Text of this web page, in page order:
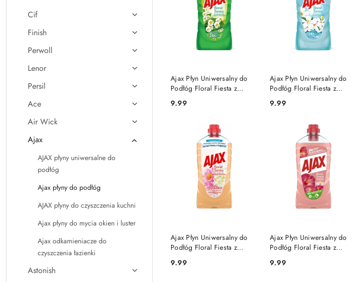
Cif
Finish
Perwoll
Lenor
Persil
Ace
Air Wick
Ajax
AJAX płyny uniwersalne do
podłóg
Ajax płyny do podłóg
AJAX płyny do czyszczenia kuchni
Ajax płyny do mycia okien i luster
Ajax odkamieniacze do
czyszczenia łazienki
Astonish
Ajax Płyn Uniwersalny do
Podłóg Floral Fiesta z
Konwalia 1l
Cena:
9.99
DO KOSZYKA
Ajax Płyn Uniwersalny do
Podłóg Floral Fiesta z
Jaśmin 1l
Cena:
9.99
DO KOSZYKA
Ajax Płyn Uniwersalny do
Podłóg Floral Fiesta z
Wodna Wanilia 1l
Cena:
9.99
PRODUKT NIEDOSTĘPNY
Ajax Płyn Uniwersalny do
Podłóg Floral Fiesta z
Hibiskus 1l
Cena:
9.99
PRODUKT NIEDOSTĘPNY